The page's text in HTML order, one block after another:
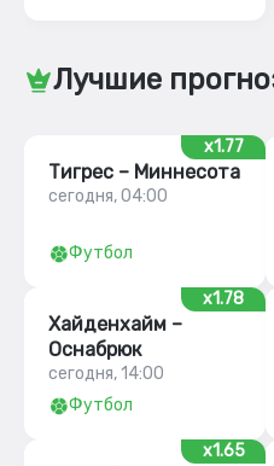
Лучшие
x1.77
Тигрес – Миннесота
сегодня, 04:00
Футбол
x1.78
Хайденхайм –
Оснабрюк
сегодня, 14:00
Футбол
x1.65